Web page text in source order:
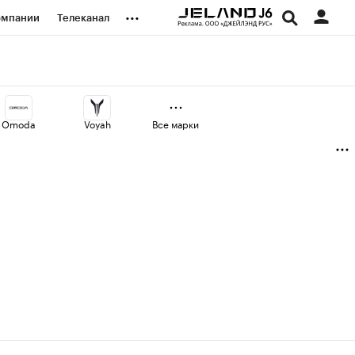
Телеканал ...
Omoda Voyah Все марки